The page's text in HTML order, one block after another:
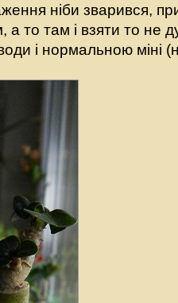
ніби зварився,
а то там і взяти то не
і нормальною міні